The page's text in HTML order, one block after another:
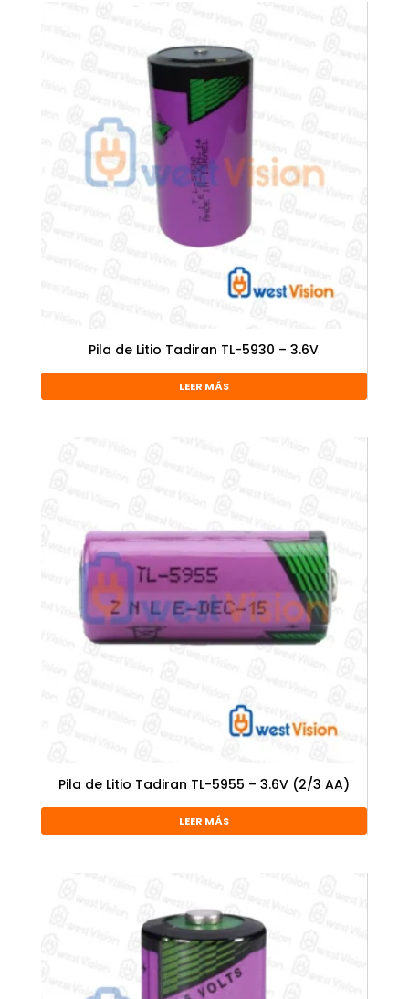
Pila de Litio Tadiran TL-5930 – 3.6V
LEER MÁS
Pila de Litio Tadiran TL-5955 – 3.6V (2/3 AA)
LEER MÁS